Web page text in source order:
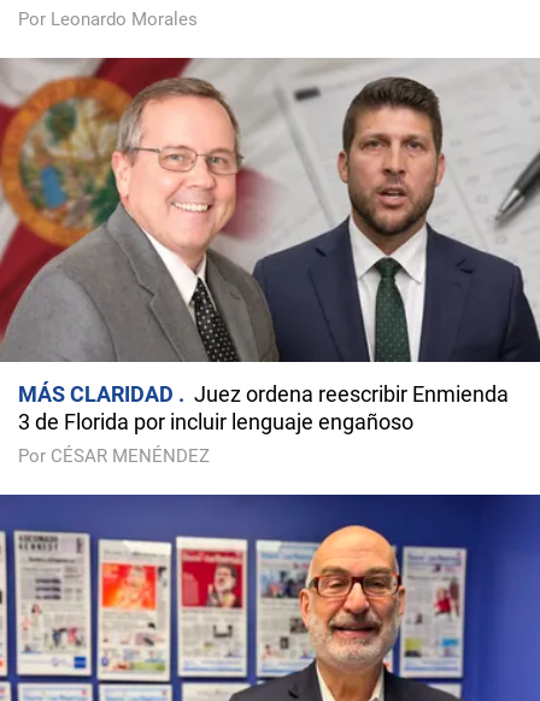
Por Leonardo Morales
MÁS CLARIDAD
Juez ordena reescribir Enmienda
3 de Florida por incluir lenguaje engañoso
Por CÉSAR MENÉNDEZ